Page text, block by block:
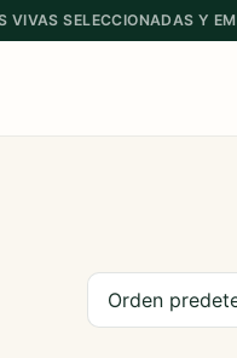
VIVAS SELECCIONADAS Y
Ordenar